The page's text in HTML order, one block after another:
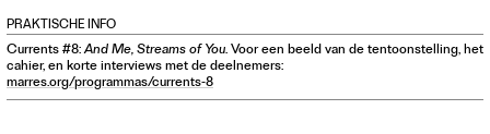
Inzicht
Events
Meer rubrieken
PRAKTISCHE INFO
Currents #8:And Me, Streams of You. Voor een beeld van de tentoonstelling, het
cahier, en korte interviews met de deelnemers:
marres.org/programmas/currents-8